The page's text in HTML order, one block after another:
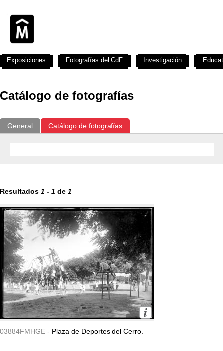
Catálogo de fotografías
General Catálogo de fotografías
Resultados 1 - 1 de 1
03884FMHGE - Plaza de Deportes del Cerro.
Exposiciones Fotografías del CdF Investigación